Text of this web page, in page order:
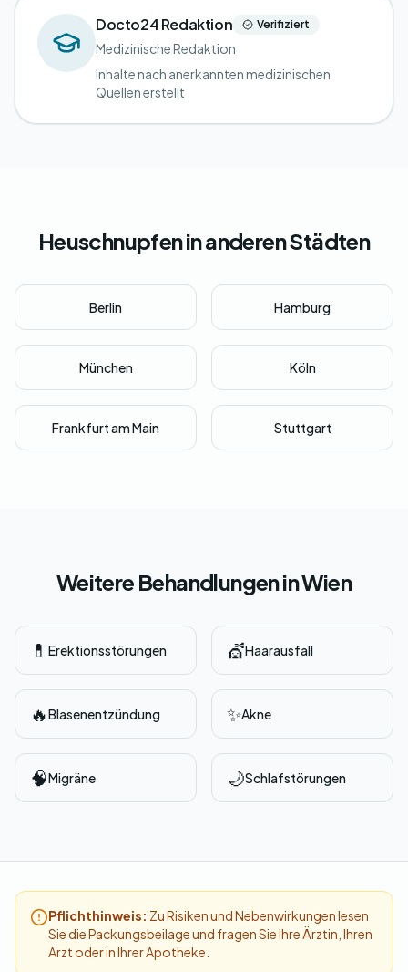
Docto24 Redaktion Verifiziert
Medizinische Redaktion
Inhalte nach anerkannten medizinischen
Quellen erstellt
Heuschnupfen in anderen Städten
Berlin Hamburg
München Köln
Frankfurt am Main Stuttgart
Weitere Behandlungen in Wien
💊 Erektionsstörungen 💇Haarausfall
🔥Blasenentzündung ✨Akne
🧠Migräne 🌙Schlafstörungen
Pflichthinweis: Zu Risiken und Nebenwirkungen lesen
Sie die Packungsbeilage und fragen Sie Ihre Ärztin, Ihren
Arzt oder in Ihrer Apotheke.